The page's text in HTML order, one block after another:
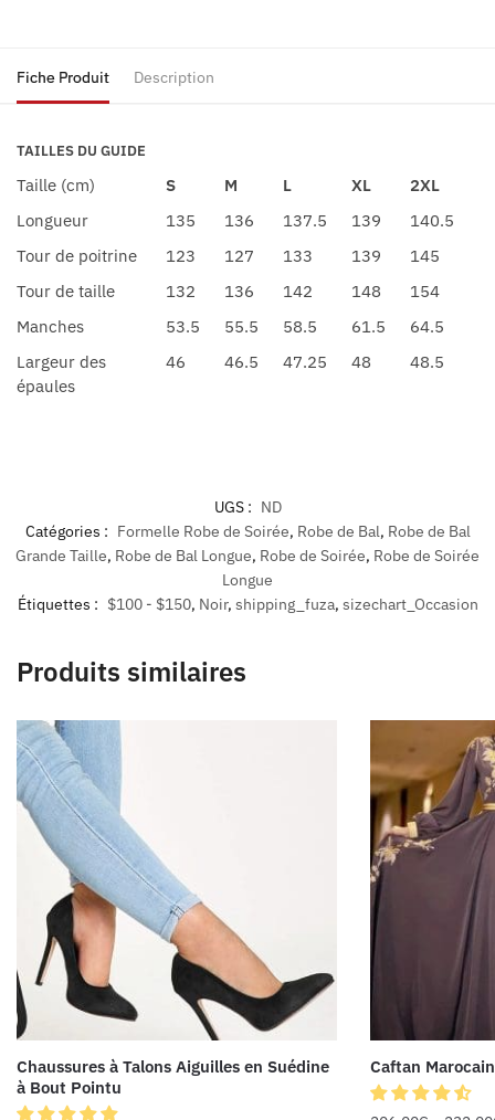
Fiche Produit Description
TAILLES DU GUIDE
Taille (cm) S M L XL
2XL
Longueur
135 136 137.5 139
140.5
Tour de poitrine
123 127 133 139
145
Tour de taille
132 136 142 148
154
Manches
53.5 55.5 58.5 61.5
64.5
Largeur des
épaules
46 46.5 47.25 48 48.5
UGS : ND
Catégories : Formelle Robe de Soirée, Robe de Bal, Robe de Bal
Grande Taille, Robe de Bal Longue, Robe de Soirée, Robe de Soirée
Longue
Étiquettes : $100 - $150, Noir, shipping_fuza, sizechart_Occasion
Produits similaires
Chaussures à Talons Aiguilles en Suédine
à Bout Pointu
Caftan